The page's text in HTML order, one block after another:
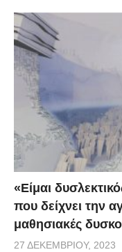
«Είμαι
που δείχνει την
μαθησιακές
27 ΔΕΚΕΜΒΡΊΟΥ, 2023